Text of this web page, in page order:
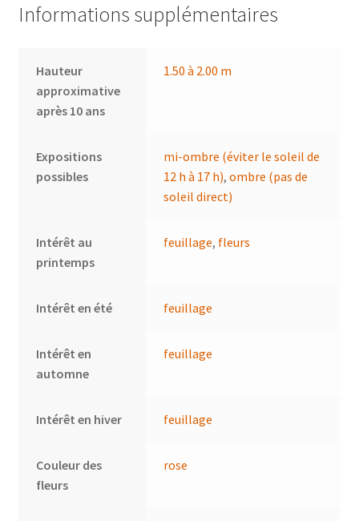
Informations supplémentaires
Hauteur
approximative
après 10 ans
1.50 à 2.00 m
Expositions
possibles
mi-ombre (éviter le soleil de
12 h à 17 h),ombre (pas de
soleil direct)
Intérêt au
printemps
feuillage, fleurs
Intérêt en été feuillage
Intérêt en
automne
feuillage
Intérêt en hiver feuillage
Couleur des
fleurs
rose